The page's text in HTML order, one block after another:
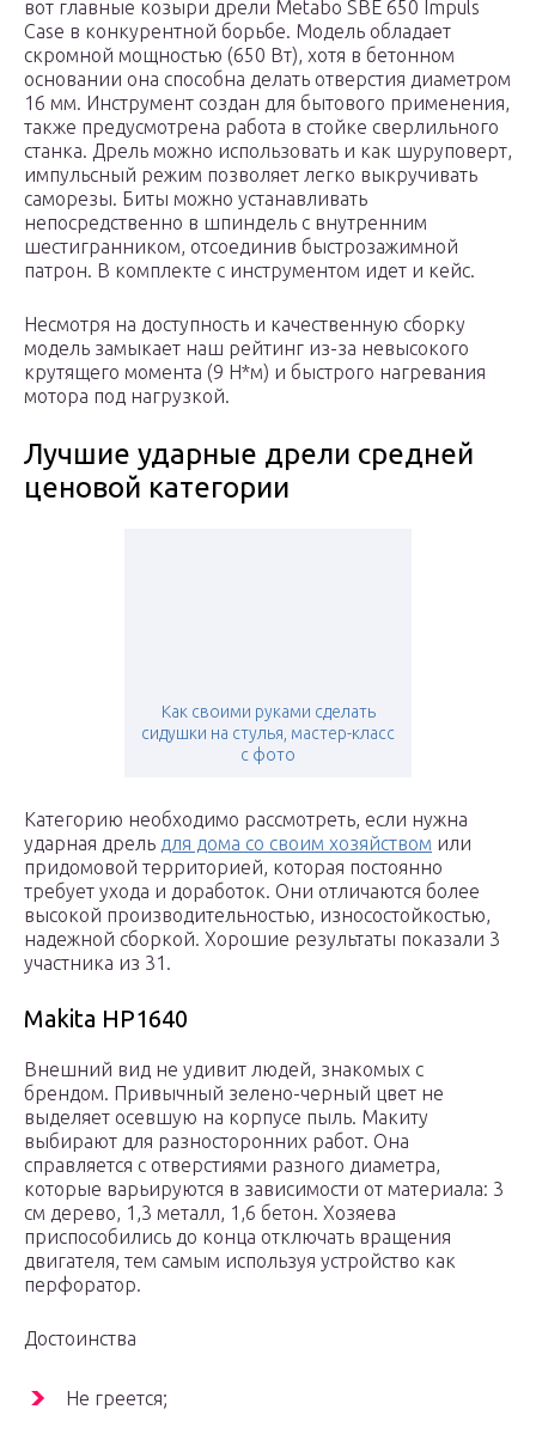
вот главные козыри дрели Metabo SBE 650 Impuls
Case в конкурентной борьбе. Модель обладает
скромной мощностью (650 Вт), хотя в бетонном
основании она способна делать отверстия диаметром
16 мм. Инструмент создан для бытового применения,
также предусмотрена работа в стойке сверлильного
станка. Дрель можно использовать и как шуруповерт,
импульсный режим позволяет легко выкручивать
саморезы. Биты можно устанавливать
непосредственно в шпиндель с внутренним
шестигранником, отсоединив быстрозажимной
патрон. В комплекте с инструментом идет и кейс.
Несмотря на доступность и качественную сборку
модель замыкает наш рейтинг из-за невысокого
крутящего момента (9 Н*м) и быстрого нагревания
мотора под нагрузкой.
Лучшие ударные дрели средней
ценовой категории
Как своими руками сделать
сидушки на стулья, мастер-класс
с фото
Категорию необходимо рассмотреть, если нужна
ударная дрель для дома со своим хозяйством или
придомовой территорией, которая постоянно
требует ухода и доработок. Они отличаются более
высокой производительностью, износостойкостью,
надежной сборкой. Хорошие результаты показали 3
участника из 31.
Makita HP1640
Внешний вид не удивит людей, знакомых с
брендом. Привычный зелено-черный цвет не
выделяет осевшую на корпусе пыль. Макиту
выбирают для разносторонних работ. Она
справляется с отверстиями разного диаметра,
которые варьируются в зависимости от материала: 3
см дерево, 1,3 металл, 1,6 бетон. Хозяева
приспособились до конца отключать вращения
двигателя, тем самым используя устройство как
перфоратор.
Достоинства
Не греется;